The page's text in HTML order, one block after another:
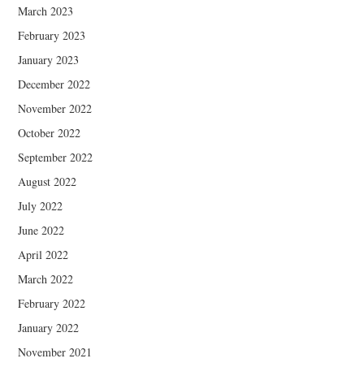
March 2023
February 2023
January 2023
December 2022
November 2022
October 2022
September 2022
August 2022
July 2022
June 2022
April 2022
March 2022
February 2022
January 2022
November 2021